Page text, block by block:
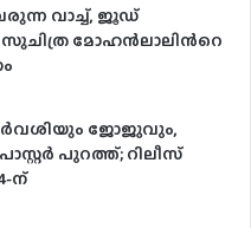
വാച്ച്, ജൂഡ്
മോഹൻലാലിൻറെ
ഉർവശിയും ജോജുവും,
പുറത്ത്; റിലീസ്
ന്